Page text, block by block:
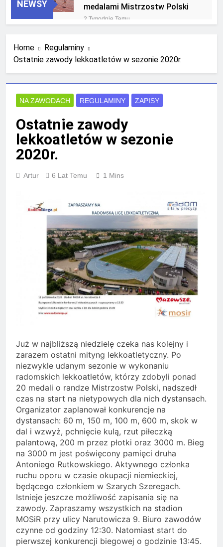
NEWSY
medalami Mistrzostw Polski
2 Tygodnie Temu
mistrzostw Polski U23 w
Krakowie
4 Tygodnie Temu
Home
Regulaminy
Ostatnie zawody lekkoatletów w sezonie 2020r.
NA ZAWODACH REGULAMINY ZAPISY
Ostatnie zawody
lekkoatletów w sezonie
2020r.
Artur 6 Lat Temu 1 Mins
Już w najbliższą niedzielę czeka nas kolejny i
zarazem ostatni mityng lekkoatletyczny. Po
niezwykle udanym sezonie w wykonaniu
radomskich lekkoatletów, którzy zdobyli ponad
20 medali o randze Mistrzostw Polski, nadszedł
czas na start na nietypowych dla nich dystansach.
Organizator zaplanował konkurencje na
dystansach: 60 m, 150 m, 100 m, 600 m, skok w
dal i wzwyż, pchnięcie kulą, rzut piłeczką
palantową, 200 m przez płotki oraz 3000 m. Bieg
na 3000 m jest poświęcony pamięci druha
Antoniego Rutkowskiego. Aktywnego członka
ruchu oporu w czasie okupacji niemieckiej,
będącego członkiem w Szarych Szeregach.
Istnieje jeszcze możliwość zapisania się na
zawody. Zapraszamy wszystkich na stadion
MOSiR przy ulicy Narutowicza 9. Biuro zawodów
czynne od godziny 12:30. Natomiast start do
pierwszej konkurencji biegowej o godzinie 13:45.